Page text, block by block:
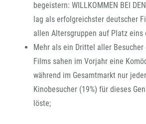
begeistern: WILLKOMMEN BEI
lag als erfolgreichster deutscher
allen Altersgruppen auf Platz eins
Mehr als ein Drittel aller Besucher
Films sahen im Vorjahr eine
während im Gesamtmarkt nur
Kinobesucher (19%) für dieses
löste;